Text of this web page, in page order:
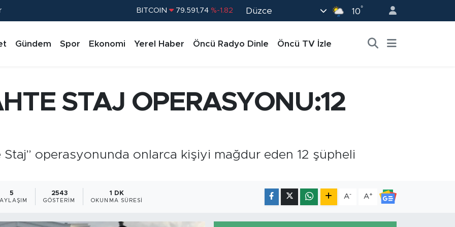
BITCOIN 79.591,74 %-1.82
EURO 53,38690 %0.19
BİST100 14.598,00 %0
Düzce 10°
Gündem Spor Ekonomi Yerel Haber Öncü Radyo Dinle Öncü TV İzle
STAJ OPERASYONU:12
Staj” operasyonunda onlarca kişiyi mağdur eden 12 şüpheli
5 2543
GÖSTERIM
1 DK
OKUNMA SÜRESI
A- A+